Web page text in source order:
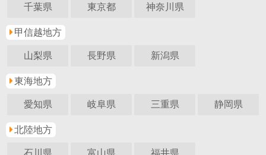
千葉県 東京都 神奈川県
甲信越地方
山梨県 長野県 新潟県
東海地方
愛知県 岐阜県 三重県 静岡県
北陸地方
石川県 富山県 福井県